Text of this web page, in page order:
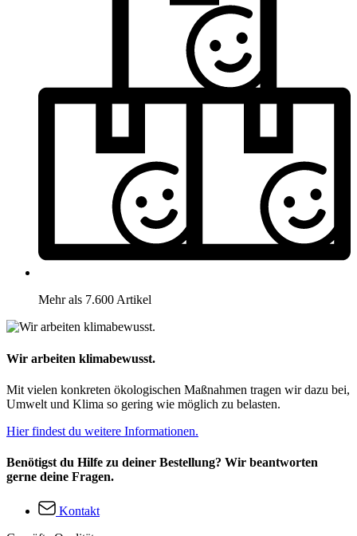
Mehr als 7.600 Artikel
Wir arbeiten klimabewusst.
Mit vielen konkreten ökologischen Maßnahmen tragen wir dazu bei,
Umwelt und Klima so gering wie möglich zu belasten.
Hier findest du weitere Informationen.
Benötigst du Hilfe zu deiner Bestellung? Wir beantworten
gerne deine Fragen.
Kontakt